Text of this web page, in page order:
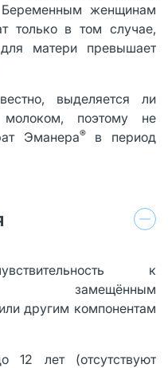
Беременным женщинам
только в том случае,
матери превышает
выделяется ли
поэтому не
Эманера®в период
к
замещённым
другим компонентам
12 лет (отсутствуют